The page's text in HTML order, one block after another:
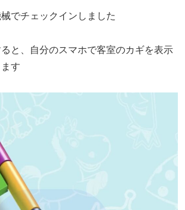
でチェックインしました
と、自分のスマホで客室のカギを表示
す